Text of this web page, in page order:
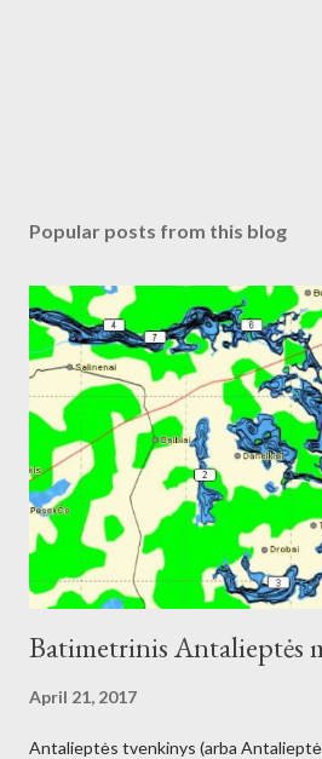
Popular posts from this blog
Batimetrinis Antalieptės
April 21, 2017
Antalieptės tvenkinys (arba